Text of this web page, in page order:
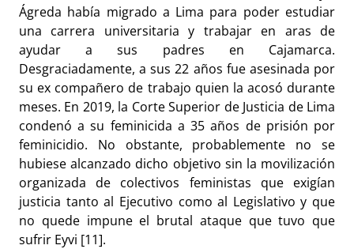
Ágreda había migrado a Lima para poder estudiar
una carrera universitaria y trabajar en aras de
ayudar a sus padres en Cajamarca.
Desgraciadamente, a sus 22 años fue asesinada por
su ex compañero de trabajo quien la acosó durante
meses. En 2019, la Corte Superior de Justicia de Lima
condenó a su feminicida a 35 años de prisión por
feminicidio. No obstante, probablemente no se
hubiese alcanzado dicho objetivo sin la movilización
organizada de colectivos feministas que exigían
justicia tanto al Ejecutivo como al Legislativo y que
no quede impune el brutal ataque que tuvo que
sufrir Eyvi [11].